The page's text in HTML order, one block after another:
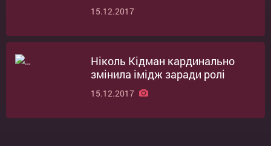
15.12.2017
Ніколь Кідман кардинально
змінила імідж заради ролі
15.12.2017